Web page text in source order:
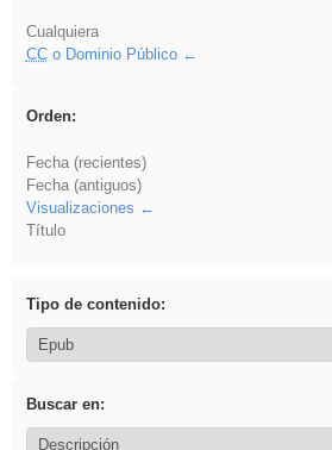
Cualquiera
CCo Dominio Público
Orden:
Fecha (recientes)
Fecha (antiguos)
Visualizaciones
Título
Tipo de contenido:
Buscar en: